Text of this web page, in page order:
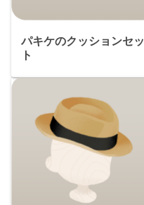
パキケのクッションセッ
ト